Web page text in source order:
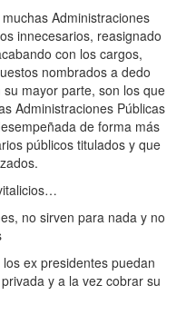
Administraciones
innecesarios, reasignado
con los cargos,
nombrados a dedo
mayor parte, son los que
Administraciones Públicas
de forma más
públicos titulados y que
no sirven para nada y no
ex presidentes puedan
y a la vez cobrar su